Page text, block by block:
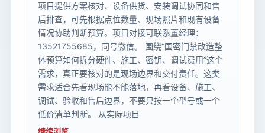
项目提供方案核对、设备供货、安装调试协同和售
后排查，可先根据点位数量、现场照片和现有设备
情况协助判断预算。项目对接可联系董经理：
13521755685，同号微信。 围绕“国密门禁改造整
体预算如何拆分硬件、施工、密钥、调试费用”这个
需求，真正要核对的是现场边界和交付责任。这类
需求适合先看现场能不能落地，再看设备、施工、
调试、验收和售后边界，不要只按一个型号或一个
低价清单判断。 从实际项目